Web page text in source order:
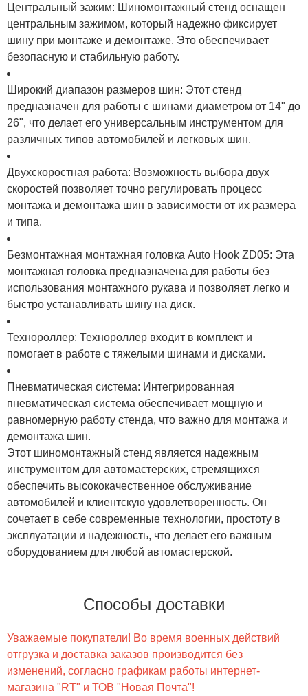
Центральный зажим: Шиномонтажный стенд оснащен
центральным зажимом, который надежно фиксирует
шину при монтаже и демонтаже. Это обеспечивает
безопасную и стабильную работу.
Широкий диапазон размеров шин: Этот стенд
предназначен для работы с шинами диаметром от 14" до
26", что делает его универсальным инструментом для
различных типов автомобилей и легковых шин.
Двухскоростная работа: Возможность выбора двух
скоростей позволяет точно регулировать процесс
монтажа и демонтажа шин в зависимости от их размера
и типа.
Безмонтажная монтажная головка Auto Hook ZD05: Эта
монтажная головка предназначена для работы без
использования монтажного рукава и позволяет легко и
быстро устанавливать шину на диск.
Технороллер: Технороллер входит в комплект и
помогает в работе с тяжелыми шинами и дисками.
Пневматическая система: Интегрированная
пневматическая система обеспечивает мощную и
равномерную работу стенда, что важно для монтажа и
демонтажа шин.
Этот шиномонтажный стенд является надежным
инструментом для автомастерских, стремящихся
обеспечить высококачественное обслуживание
автомобилей и клиентскую удовлетворенность. Он
сочетает в себе современные технологии, простоту в
эксплуатации и надежность, что делает его важным
оборудованием для любой автомастерской.
Способы доставки
Уважаемые покупатели! Во время военных действий
отгрузка и доставка заказов производится без
изменений, согласно графикам работы интернет-
магазина "RT" и ТОВ "Новая Почта"!